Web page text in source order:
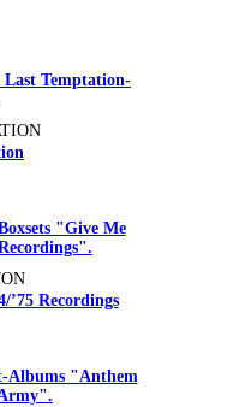
’75 Recordings